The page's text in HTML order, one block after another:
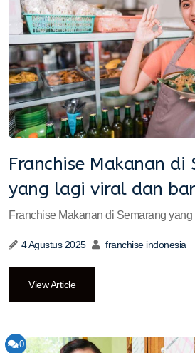
Franchise Makanan di
yang lagi viral dan
Franchise Makanan di Semarang
4 Agustus 2025 franchise indonesia
View Article
0